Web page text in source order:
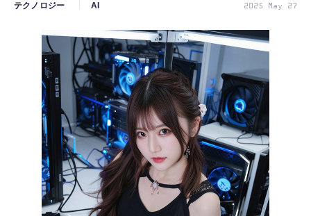
公式ストア
FOLLOW US
テクノロジー AI 2025 May 27